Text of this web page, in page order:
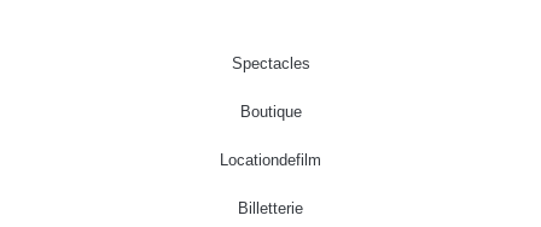
Spectacles
Boutique
Location de film
Billetterie